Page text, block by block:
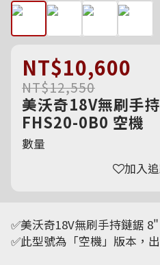
NT$10,600
NT$12,550
美沃奇18V無刷手
FHS20-0B0 空機
數量
加入
✅美沃奇18V無刷手持鏈鋸
✅此型號為「空機」版本，